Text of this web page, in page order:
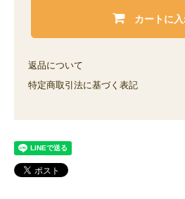
カートに
返品について
特定商取引法に基づく表記